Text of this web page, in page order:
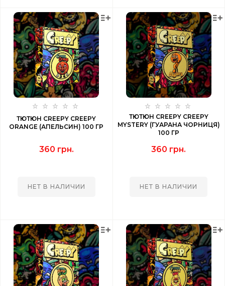
ТЮТЮН CREEPY CREEPY
ORANGE (АПЕЛЬСИН) 100 ГР
360 грн.
НЕТ В НАЛИЧИИ
ТЮТЮН CREEPY CREEPY
MYSTERY (ГУАРАНА ЧОРНИЦЯ)
100 ГР
360 грн.
НЕТ В НАЛИЧИИ